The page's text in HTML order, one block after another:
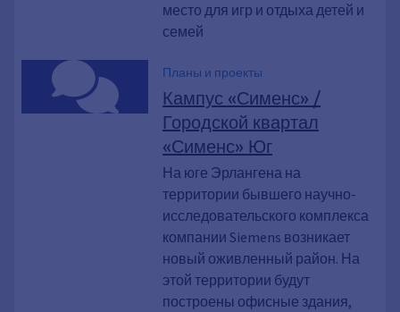
место для игр и отдыха детей и
семей
Планы и проекты
Кампус «Сименс» /
Городской квартал
«Сименс» Юг
На юге Эрлангена на
территории бывшего научно-
исследовательского комплекса
компании Siemens возникает
новый оживленный район. На
этой территории будут
построены офисные здания,